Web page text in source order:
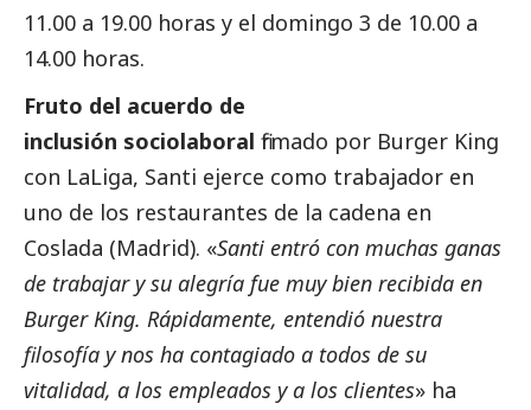
11.00 a 19.00 horas y el domingo 3 de 10.00 a
14.00 horas.
Fruto del acuerdo de
inclusión sociolaboral firmado por Burger King
con LaLiga, Santi ejerce como trabajador en
uno de los restaurantes de la cadena en
Coslada (Madrid). «Santi entró con muchas ganas
de trabajar y su alegría fue muy bien recibida en
Burger King. Rápidamente, entendió nuestra
filosofía y nos ha contagiado a todos de su
vitalidad, a los empleados y a los clientes» ha